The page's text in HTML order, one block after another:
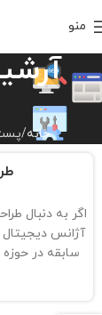
منو
خانه
اگر به دنبال
سابقه در